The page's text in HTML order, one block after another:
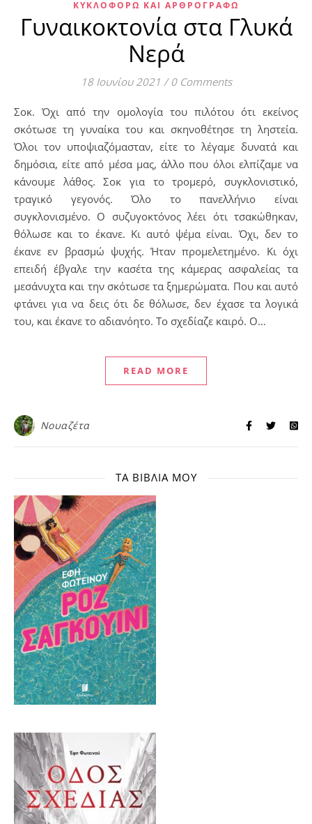
ΚΥΚΛΟΦΟΡΏ ΚΑΙ ΑΡΘΡΟΓΡΑΦΏ
Γυναικοκτονία στα Γλυκά
Νερά
18 Ιουνίου 2021 / 0 Comments
Σοκ. Όχι από την ομολογία του πιλότου ότι εκείνος
σκότωσε τη γυναίκα του και σκηνοθέτησε τη ληστεία.
Όλοι τον υποψιαζόμασταν, είτε το λέγαμε δυνατά και
δημόσια, είτε από μέσα μας, άλλο που όλοι ελπίζαμε να
κάνουμε λάθος. Σοκ για το τρομερό, συγκλονιστικό,
τραγικό γεγονός. Όλο το πανελλήνιο είναι
συγκλονισμένο. Ο συζυγοκτόνος λέει ότι τσακώθηκαν,
θόλωσε και το έκανε. Κι αυτό ψέμα είναι. Όχι, δεν το
έκανε εν βρασμώ ψυχής. Ήταν προμελετημένο. Κι όχι
επειδή έβγαλε την κασέτα της κάμερας ασφαλείας τα
μεσάνυχτα και την σκότωσε τα ξημερώματα. Που και αυτό
φτάνει για να δεις ότι δε θόλωσε, δεν έχασε τα λογικά
του, και έκανε το αδιανόητο. Το σχεδίαζε καιρό. Ο…
READ MORE
Νουαζέτα
ΤΑ ΒΙΒΛΊΑ ΜΟΥ